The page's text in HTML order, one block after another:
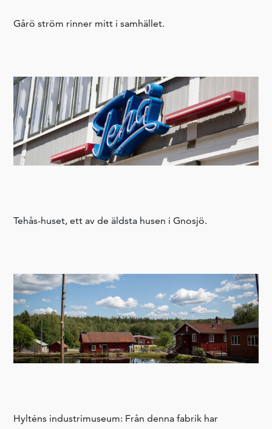
Gårö ström rinner mitt i samhället.
Tehås-huset, ett av de äldsta husen i Gnosjö.
Hylténs industrimuseum: Från denna fabrik har